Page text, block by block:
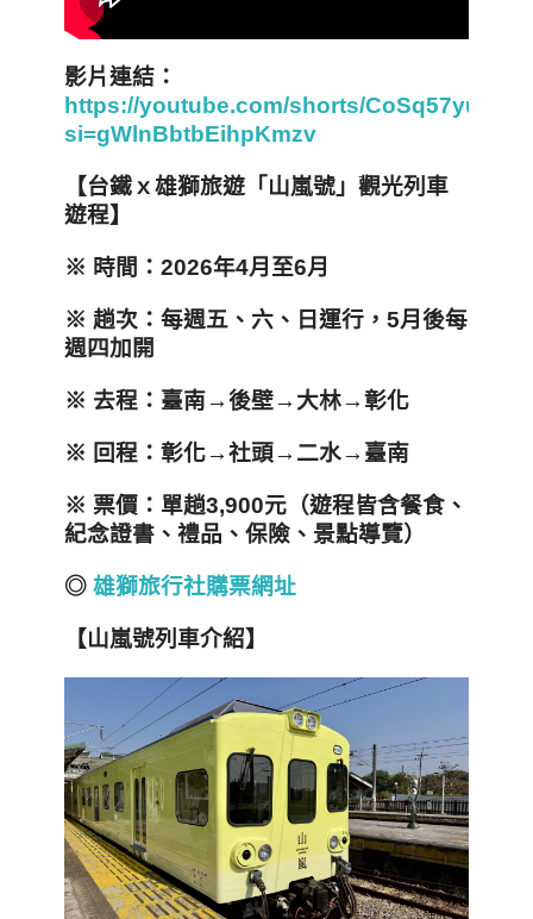
影片連結：
https://youtube.com/shorts/
si=gWlnBbtbEihpKmzv
【台鐵ｘ雄獅旅遊「山嵐號」觀光列車
遊程】
※ 時間：2026年4月至6月
※ 趟次：每週五、六、日運行，5月後每
週四加開
※ 去程：臺南→後壁→大林→彰化
※ 回程：彰化→社頭→二水→臺南
※ 票價：單趟3,900元（遊程皆含餐食、
紀念證書、禮品、保險、景點導覽）
◎ 雄獅旅行社購票網址
【山嵐號列車介紹】